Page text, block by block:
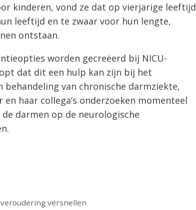
kinderen, vond ze dat op vierjarige leeftijd
leeftijd en te zwaar voor hun lengte,
ontstaan.
worden gecreëerd bij NICU-
dat dit een hulp kan zijn bij het
behandeling van chronische darmziekte,
haar collega’s onderzoeken momenteel
darmen op de neurologische
versnellen